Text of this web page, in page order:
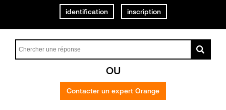
identification inscription
OU
Contacter un expert Orange